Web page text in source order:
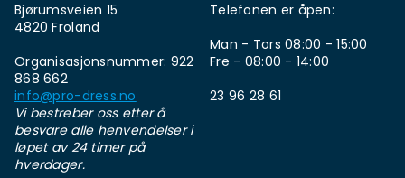
Bjørumsveien 15
4820 Froland
Organisasjonsnummer: 922
868 662
info@pro-dress.no
Vi bestreber oss etter å
besvare alle henvendelser i
løpet av 24 timer på
hverdager.
Telefonen er åpen:
Man - Tors 08:00 - 15:00
Fre - 08:00 - 14:00
23 96 28 61